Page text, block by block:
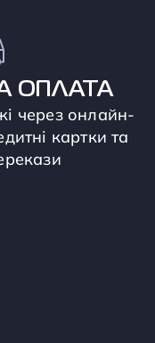
ОПЛАТА
через онлайн-
картки та